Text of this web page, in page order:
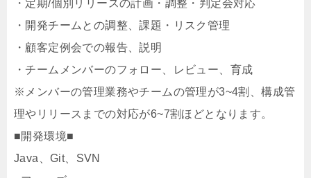
・定期/個別リリースの計画・調整・判定会対応
・開発チームとの調整、課題・リスク管理
・顧客定例会での報告、説明
・チームメンバーのフォロー、レビュー、育成
※メンバーの管理業務やチームの管理が3~4割、構成管
理やリリースまでの対応が6~7割ほどとなります。
■開発環境■
Java、Git、SVN